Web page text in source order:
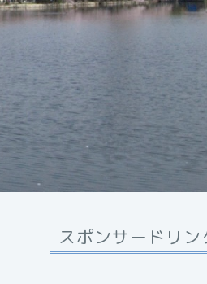
スポンサードリン